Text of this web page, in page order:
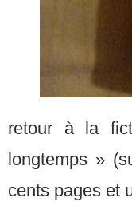
retour à la
longtemps »
cents pages et